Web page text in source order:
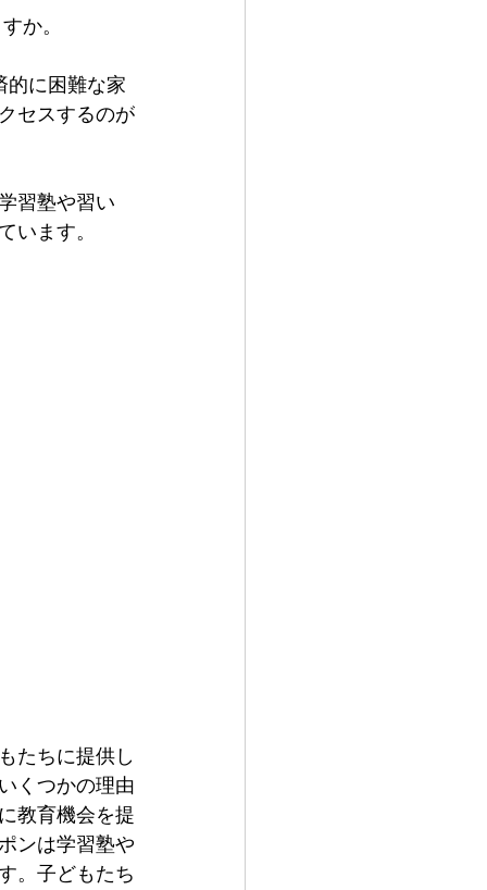
か。
的に困難な家
セスするのが
習塾や習い
います。
たちに提供し
くつかの理由
教育機会を提
ンは学習塾や
。子どもたち